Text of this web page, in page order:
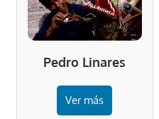
Pedro Linares
Ver más